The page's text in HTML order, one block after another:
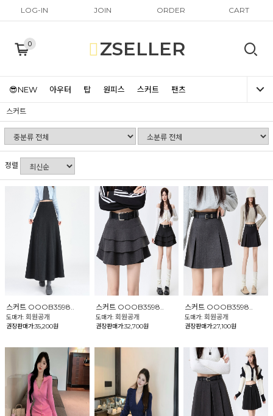
LOG-IN JOIN ORDER CART
0 ZSELLER
😎NEW 아우터 탑 원피스 스커트 팬츠
스커트
정렬
스커트 OOOB3598..
도매가: 회원공개
권장판매가:35,200원
스커트 OOOB3598..
도매가: 회원공개
권장판매가:32,700원
스커트 OOOB3598..
도매가:회원공개
권장판매가:27,100원